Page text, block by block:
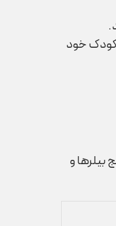
کودک خود
بیلرها و